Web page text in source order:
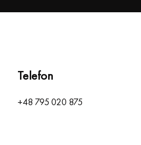
Telefon
+48 795 020 875